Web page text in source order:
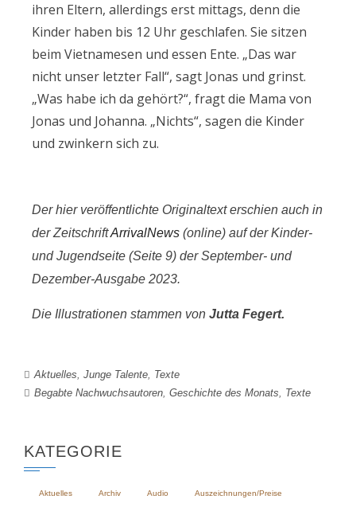
ihren Eltern, allerdings erst mittags, denn die
Kinder haben bis 12 Uhr geschlafen. Sie sitzen
beim Vietnamesen und essen Ente. „Das war
nicht unser letzter Fall“, sagt Jonas und grinst.
„Was habe ich da gehört?“, fragt die Mama von
Jonas und Johanna. „Nichts“, sagen die Kinder
und zwinkern sich zu.
Der hier veröffentlichte Originaltext erschien auch in
der ZeitschriftArrivalNews (online) auf der Kinder-
und Jugendseite (Seite 9) der September- und
Dezember-Ausgabe 2023.
Die Illustrationen stammen von Jutta Fegert.
Aktuelles, Junge Talente, Texte
Begabte Nachwuchsautoren, Geschichte des Monats, Texte
KATEGORIE
Aktuelles Archiv Audio Auszeichnungen/Preise